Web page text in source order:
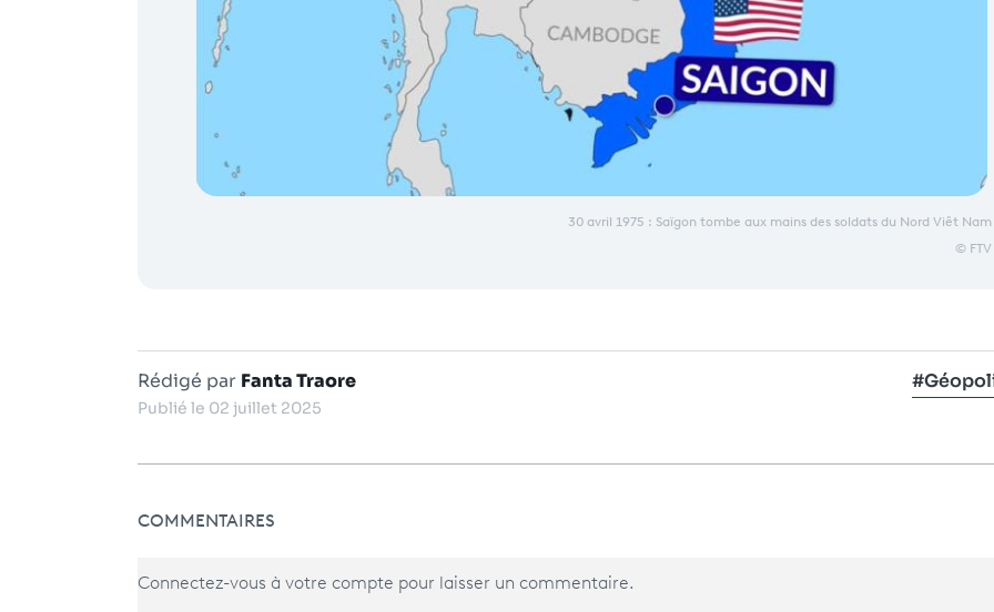
30 avril 1975 : Saïgon tombe aux mains des soldats du Nord Viêt Nam
© FTV
Rédigé par Fanta Traore
Publié le 02 juillet 2025
COMMENTAIRES
Connectez-vous à votre compte pour laisser un commentaire.